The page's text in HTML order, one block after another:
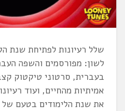
שלל רעיונות לפתיחת שנת
לשון: מפורסמים והשפה
בעברית, סרטוני טיקטוק
אמיתיות מהחיים, ועוד
את שנת הלימודים בטעם של